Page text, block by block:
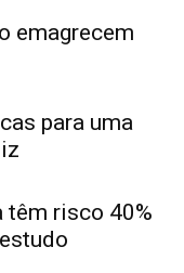
emagrecem
para uma
têm risco 40%